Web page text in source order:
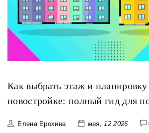
Как выбрать этаж и планировку
новостройке: полный гид для
Елена Ерохина мая, 12 2026